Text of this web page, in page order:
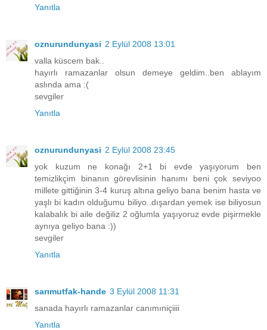
Yanıtla
oznurundunyasi 2 Eylül 2008 13:01
valla küscem bak..
hayırlı ramazanlar olsun demeye geldim..ben ablayım
aslında ama :(
sevgiler
Yanıtla
oznurundunyasi 2 Eylül 2008 23:45
yok kuzum ne konağı 2+1 bi evde yaşıyorum ben
temizlikçim binanın görevlisinin hanımı beni çok seviyoo
millete gittiğinin 3-4 kuruş altına geliyo bana benim hasta ve
yaşlı bi kadın olduğumu biliyo..dışardan yemek ise biliyosun
kalabalık bi aile değiliz 2 oğlumla yaşıyoruz evde pişirmekle
aynıya geliyo bana :))
sevgiler
Yanıtla
sarımutfak-hande 3 Eylül 2008 11:31
sanada hayırlı ramazanlar canımıniçiiii
Yanıtla